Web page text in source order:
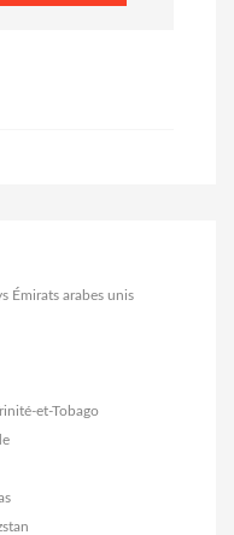
Émirats arabes unis
et-Tobago